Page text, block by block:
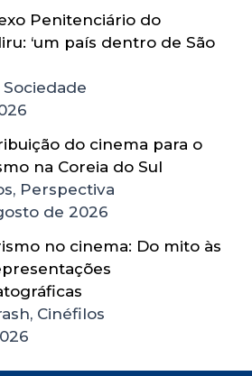
Penitenciário do
‘um país dentro de São
Sociedade
do cinema para o
na Coreia do Sul
Perspectiva
de 2026
no cinema: Do mito às
Cinéfilos